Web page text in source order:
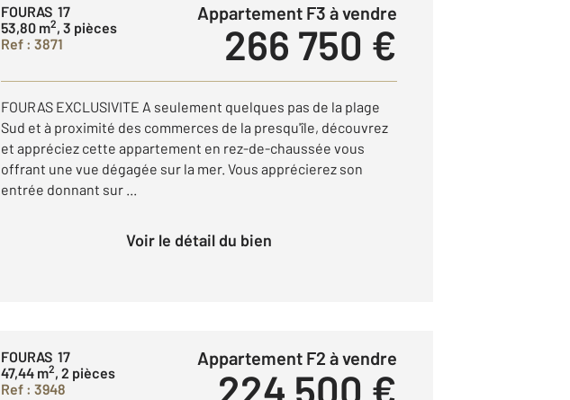
FOURAS 17
53,80 m2, 3 pièces
Ref : 3871
Appartement F3 à vendre
266 750 €
FOURAS EXCLUSIVITE A seulement quelques pas de la plage
Sud et à proximité des commerces de la presqu'île, découvrez
et appréciez cette appartement en rez-de-chaussée vous
offrant une vue dégagée sur la mer. Vous apprécierez son
entrée donnant sur ...
Voir le détail du bien
FOURAS 17
47,44 m2, 2 pièces
Ref : 3948
Appartement F2 à vendre
224 500 €